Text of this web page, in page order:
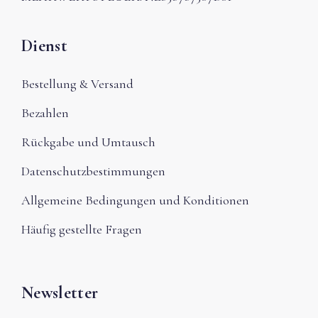
Dienst
Bestellung & Versand
Bezahlen
Rückgabe und Umtausch
Datenschutzbestimmungen
Allgemeine Bedingungen und Konditionen
Häufig gestellte Fragen
Newsletter